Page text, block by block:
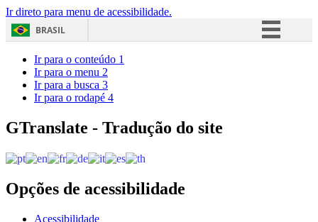
Ir direto para menu de acessibilidade.
BRASIL
Acesso à informação
Ir para o conteúdo 1
Ir para o menu 2
Ir para a busca 3
Ir para o rodapé 4
GTranslate - Tradução do site
Opções de acessibilidade
Acessibilidade